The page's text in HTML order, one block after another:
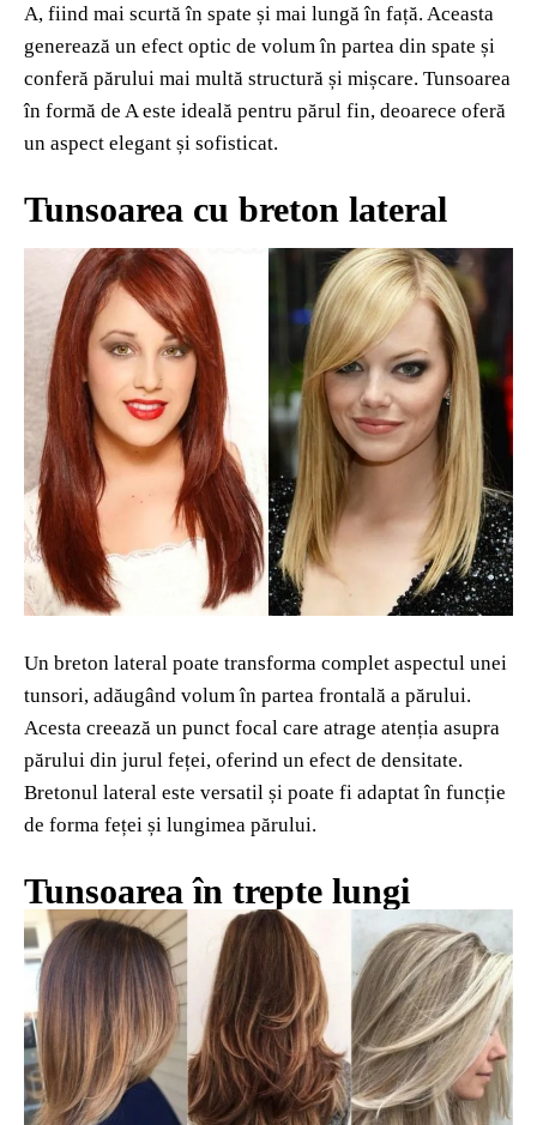
A, fiind mai scurtă în spate și mai lungă în față. Aceasta
generează un efect optic de volum în partea din spate și
conferă părului mai multă structură și mișcare. Tunsoarea
în formă de A este ideală pentru părul fin, deoarece oferă
un aspect elegant și sofisticat.
Tunsoarea cu breton lateral
Un breton lateral poate transforma complet aspectul unei
tunsori, adăugând volum în partea frontală a părului.
Acesta creează un punct focal care atrage atenția asupra
părului din jurul feței, oferind un efect de densitate.
Bretonul lateral este versatil și poate fi adaptat în funcție
de forma feței și lungimea părului.
Tunsoarea în trepte lungi